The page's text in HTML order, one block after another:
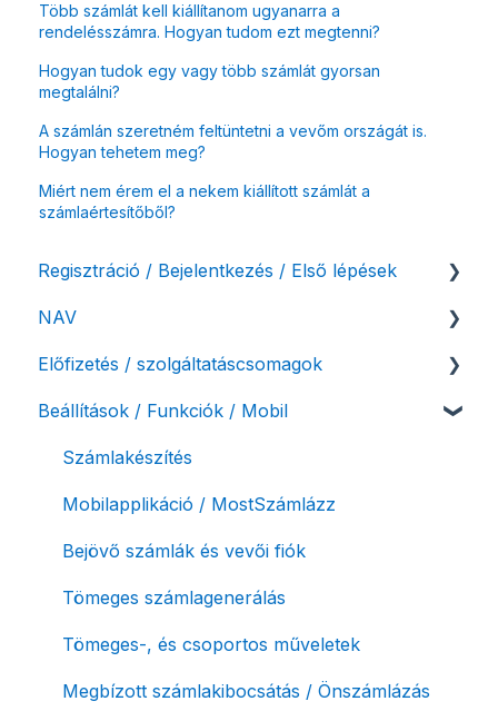
Több számlát kell kiállítanom ugyanarra a
rendelésszámra. Hogyan tudom ezt megtenni?
Hogyan tudok egy vagy több számlát gyorsan
megtalálni?
A számlán szeretném feltüntetni a vevőm országát is.
Hogyan tehetem meg?
Miért nem érem el a nekem kiállított számlát a
számlaértesítőből?
Regisztráció / Bejelentkezés / Első lépések
Felhasználó beállításai
Számlázási fiók kezdő beállításai, első lépések
NAV
NAV online adatszolgáltatás
Adóhatósági ellenőrzés adatszolgáltatás
NAV pénztárgép feladás (PTGSZLAH)
Számlaverzum
Előfizetés / szolgáltatáscsomagok
Szolgáltatáscsomag kiválasztása
Szolgáltatáscsomag módosítása
Fiók / felhasználó törlése
Díjfizetés / díjtartozás / korlátozás
Fizetési módok
Beállítások / Funkciók / Mobil
Számlakészítés
Mobilapplikáció / MostSzámlázz
Bejövő számlák és vevői fiók
Tömeges számlagenerálás
Tömeges-, és csoportos műveletek
Megbízott számlakibocsátás / Önszámlázás